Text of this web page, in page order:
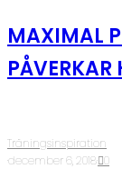
MAXIMAL
Träningsinspiration
·december 6, 2018· 0